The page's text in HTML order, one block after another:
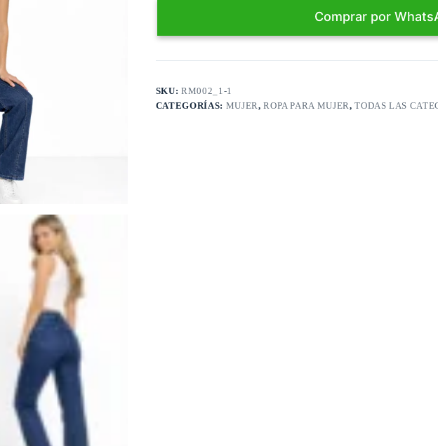
cantidad
Comprar por
SKU:RM002_1-1
CATEGORÍAS: MUJER,ROPA PARA MUJER,TODAS LAS